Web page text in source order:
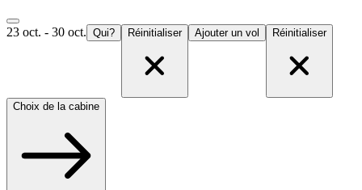
23 oct. - 30 oct. Qui? Réinitialiser Ajouter un vol Réinitialiser
Choix de la cabine